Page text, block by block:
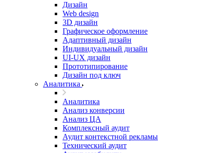
Дизайн
Web design
3D дизайн
Графическое оформление
Адаптивный дизайн
Индивидуальный дизайн
UI‑UX дизайн
Прототипирование
Дизайн под ключ
Аналитика
Аналитика
Анализ конверсии
Анализ ЦА
Комплексный аудит
Аудит контекстной рекламы
Технический аудит